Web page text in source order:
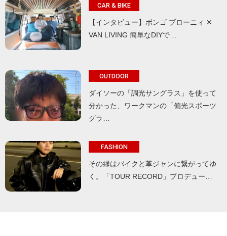
CAR & BIKE
【インタビュー】ボンゴ ブローニィ ✕
VAN LIVING 簡単なDIYで…
OUTDOOR
ダイソーの「調光サングラス」を使って
分かった、ワークマンの「偏光スポーツ
グラ…
FASHION
その縁はバイクと革ジャンに繋がってゆ
く。「TOUR RECORD」プロデュー…